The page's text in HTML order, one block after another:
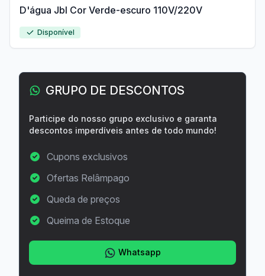
D'água Jbl Cor Verde-escuro 110V/220V
Disponível
GRUPO DE DESCONTOS
Participe do nosso grupo exclusivo e garanta
descontos imperdíveis antes de todo mundo!
Cupons exclusivos
Ofertas Relâmpago
Queda de preços
Queima de Estoque
Whatsapp